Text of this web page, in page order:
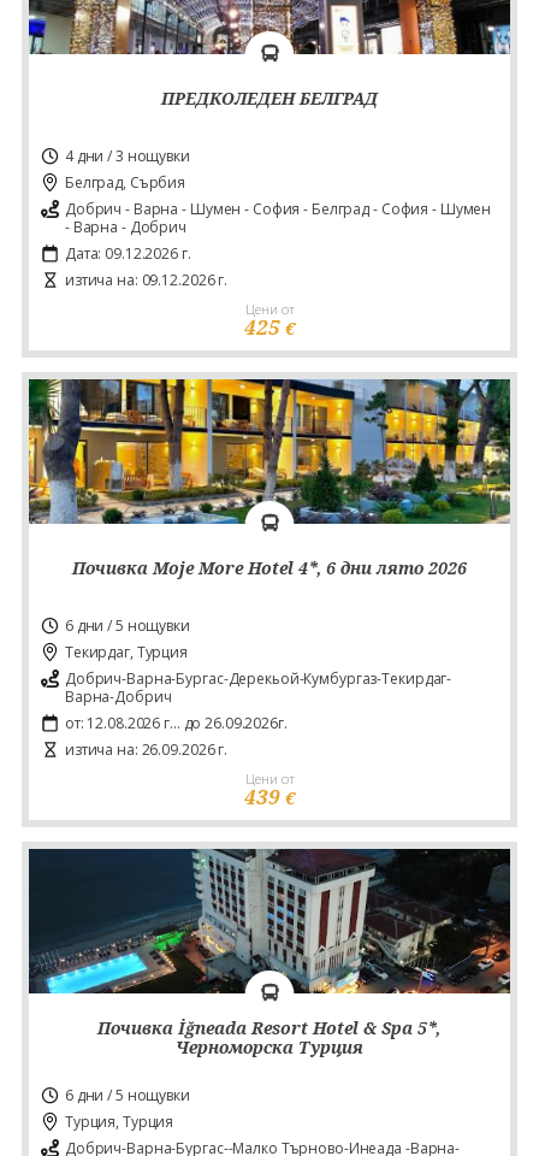
ПРЕДКОЛЕДЕН БЕЛГРАД
4 дни / 3 нощувки
Белград, Сърбия
Добрич - Варна - Шумен - София - Белград - София - Шумен
- Варна - Добрич
Дата: 09.12.2026 г.
изтича на: 09.12.2026 г.
Цени от
425 €
Почивка Moje More Hotel 4*, 6 дни лято 2026
6 дни / 5 нощувки
Текирдаг, Турция
Добрич-Варна-Бургас-Дерекьой-Кумбургаз-Текирдаг-
Варна-Добрич
от: 12.08.2026 г... до 26.09.2026г.
изтича на: 26.09.2026 г.
Цени от
439 €
Почивка İğneada Resort Hotel & Spa 5*,
Черноморска Турция
6 дни / 5 нощувки
Турция, Турция
Добрич-Варна-Бургас--Малко Търново-Инеада -Варна-